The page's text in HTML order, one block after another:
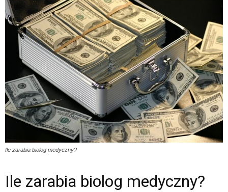
Ile zarabia biolog medyczny?
Ile zarabia biolog medyczny?